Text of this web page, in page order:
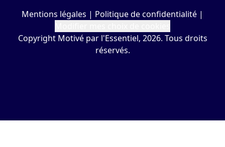
Mentions légales | Politique de confidentialité |
Copyright Motivé par l'Essentiel, 2026. Tous droits
réservés.